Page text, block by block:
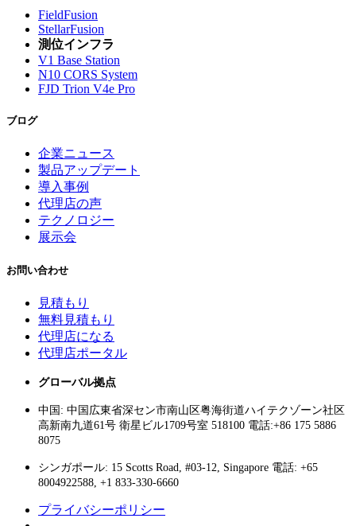
FieldFusion
StellarFusion
測位インフラ
V1 Base Station
N10 CORS System
FJD Trion V4e Pro
ブログ
企業ニュース
製品アップデート
導入事例
代理店の声
テクノロジー
展示会
お問い合わせ
見積もり
無料見積もり
代理店になる
代理店ポータル
グローバル拠点
中国: 中国広東省深セン市南山区粤海街道ハイテクゾーン社区
高新南九道61号 衛星ビル1709号室 518100 電話:+86 175 5886
8075
シンガポール: 15 Scotts Road, #03-12, Singapore 電話: +65
8004922588, +1 833-330-6660
プライバシーポリシー